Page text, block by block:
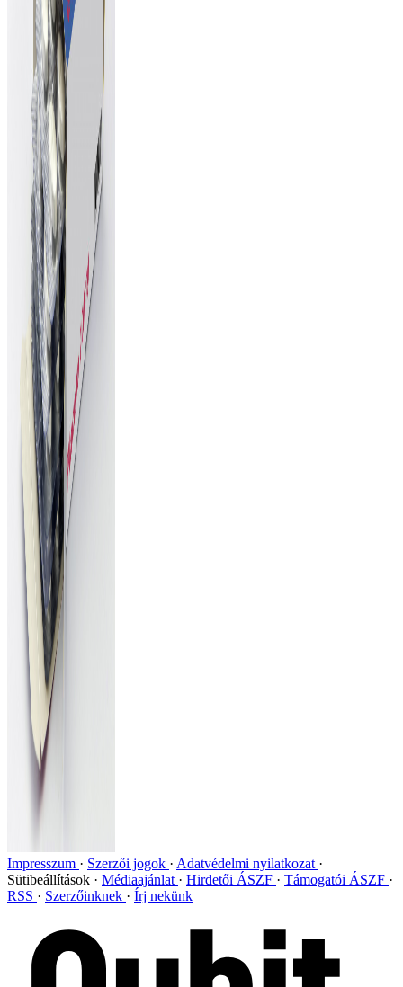
Impresszum Szerzői jogok
Adatvédelmi nyilatkozat
Sütibeállítások
Médiaajánlat Hirdetői ÁSZF
Támogatói ÁSZF
RSS
Szerzőinknek Írj nekünk